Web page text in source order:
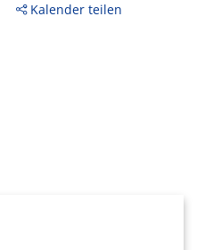
Kalender teilen